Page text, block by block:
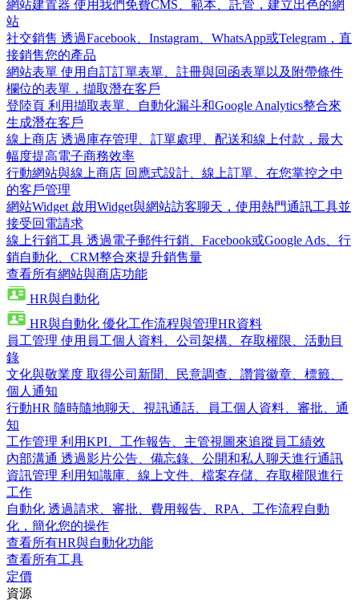
網站建置器 使用我們免費CMS、範本、託管，建立出色的網
站
社交銷售 透過Facebook、Instagram、WhatsApp或Telegram，直
接銷售您的產品
網站表單 使用自訂訂單表單、註冊與回函表單以及附帶條件
欄位的表單，擷取潛在客戶
登陸頁 利用擷取表單、自動化漏斗和Google Analytics整合來
生成潛在客戶
線上商店 透過庫存管理、訂單處理、配送和線上付款，最大
幅度提高電子商務效率
行動網站與線上商店 回應式設計、線上訂單、在您掌控之中
的客戶管理
網站Widget 啟用Widget與網站訪客聊天，使用熱門通訊工具並
接受回電請求
線上行銷工具 透過電子郵件行銷、Facebook或Google Ads、行
銷自動化、CRM整合來提升銷售量
查看所有網站與商店功能
HR與自動化
HR與自動化 優化工作流程與管理HR資料
員工管理 使用員工個人資料、公司架構、存取權限、活動目
錄
文化與敬業度 取得公司新聞、民意調查、讚賞徽章、標籤、
個人通知
行動HR 隨時隨地聊天、視訊通話、員工個人資料、審批、通
知
工作管理 利用KPI、工作報告、主管視圖來追蹤員工績效
內部溝通 透過影片公告、備忘錄、公開和私人聊天進行通訊
資訊管理 利用知識庫、線上文件、檔案存儲、存取權限進行
工作
自動化 透過請求、審批、費用報告、RPA、工作流程自動
化，簡化您的操作
查看所有HR與自動化功能
查看所有工具
定價
資源